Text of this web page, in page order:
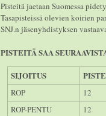
Pisteitä jaetaan Suomessa
Tasapisteissä olevien koirien
SNJ.n jäsenyhdistyksen
PISTEITÄ SAA
SIJOITUS
ROP
12
ROP-PENTU
12